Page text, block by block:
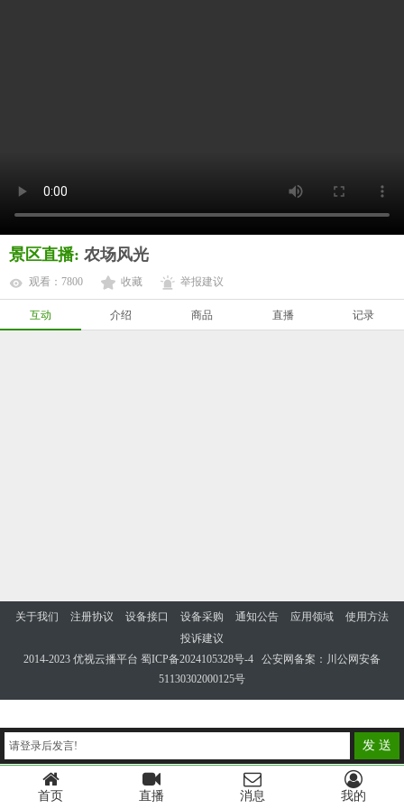
景区直播: 农场风光
观看：7800 收藏 举报建议
互动 介绍 商品 直播 记录
请登录后发言! 发 送
关于我们 注册协议 设备接口 设备采购 通知公告 应用领域
使用方法
投诉建议
2014-2023 优视云播平台 蜀ICP备2024105328号-4
公安网备案：川公网安备
51130302000125号
首页 直播 消息 我的